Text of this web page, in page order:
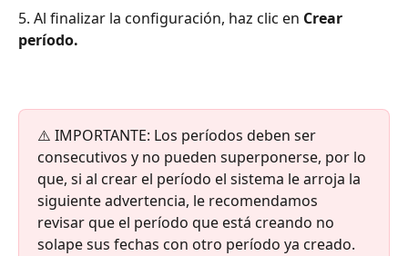
5. Al finalizar la configuración, haz clic en Crear
período.
⚠️ IMPORTANTE: Los períodos deben ser
consecutivos y no pueden superponerse, por lo
que, si al crear el período el sistema le arroja la
siguiente advertencia, le recomendamos
revisar que el período que está creando no
solape sus fechas con otro período ya creado.